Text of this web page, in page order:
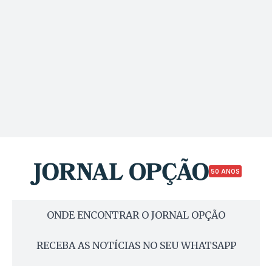
50 ANOS
ONDE ENCONTRAR O JORNAL OPÇÃO
RECEBA AS NOTÍCIAS NO SEU WHATSAPP